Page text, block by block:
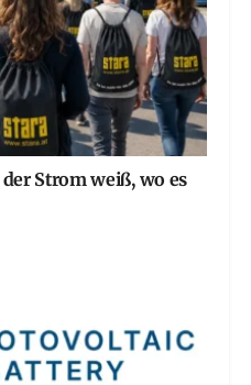
Strom weiß, wo es